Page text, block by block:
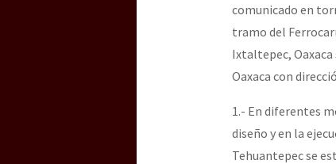
comunicado en
tramo del
Ixtaltepec, Oaxaca
Oaxaca con
1.- En diferentes
diseño y en la
Tehuantepec se